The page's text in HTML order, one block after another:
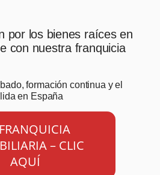
por los bienes raíces en
con nuestra franquicia
formación continua y el
en España
– CLIC
AQUÍ